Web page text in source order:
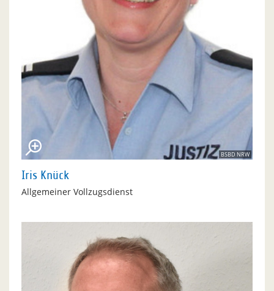
BSBD NRW
Iris Knück
Allgemeiner Vollzugsdienst